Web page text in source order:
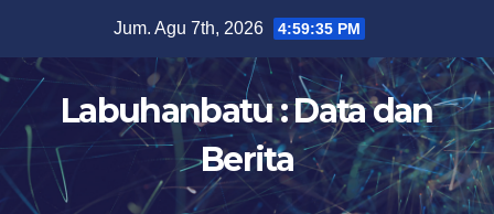
content
Jum. Agu 7th, 2026 4:59:36 PM
Labuhanbatu : Data dan
Berita